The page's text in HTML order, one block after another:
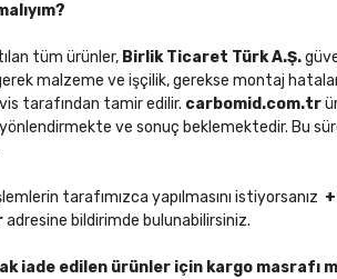
tüm ürünler, Birlik Ticaret Türk A.Ş.
malzeme ve işçilik, gerekse montaj
tarafından tamir edilir. carbomid.com.tr
ve sonuç beklemektedir. Bu
tarafımızca yapılmasını istiyorsanız
adresine bildirimde bulunabilirsiniz.
iade edilen ürünler için kargo